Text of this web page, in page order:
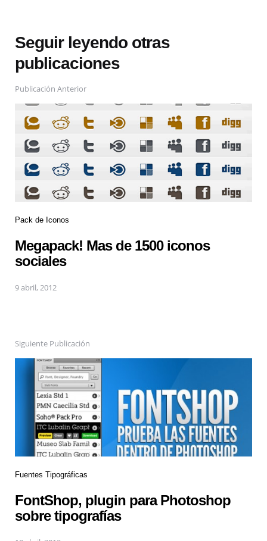
Seguir leyendo otras
publicaciones
Publicación Anterior
Pack de Iconos
Megapack! Mas de 1500 iconos
sociales
9 abril, 2012
Siguiente Publicación
Fuentes Tipográficas
FontShop, plugin para Photoshop
sobre tipografías